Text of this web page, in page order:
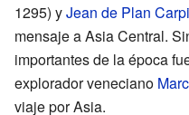
1295) yJean de Plan
mensaje a Asia Central.
importantes de la época
explorador veneciano
viaje por Asia.